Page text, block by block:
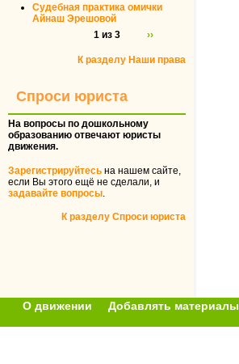
Судебная практика омички
Айнаш Эрешовой
1 из 3
››
К разделу Наши права
Спроси юриста
На вопросы по дошкольному
образованию отвечают юристы
движения.
Зарегистрируйтесь на нашем сайте,
если Вы этого ещё не сделали, и
задавайте вопросы
К разделу Спроси юриста
О движении Добавлять материалы